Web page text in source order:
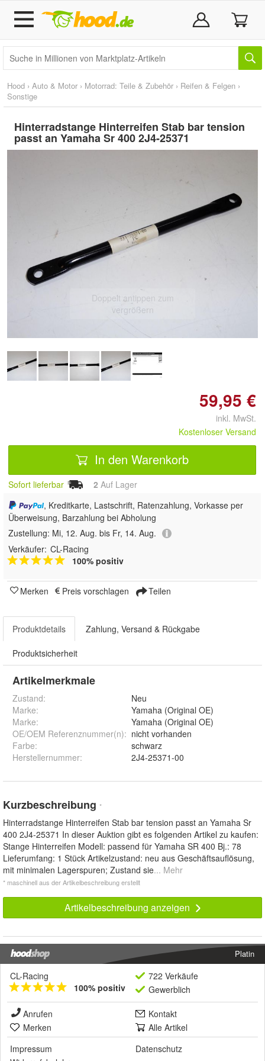
Hood › Auto & Motor › Motorrad: Teile & Zubehör › Reifen & Felgen ›
Sonstige
Hinterradstange Hinterreifen Stab bar tension
passt an Yamaha Sr 400 2J4-25371
Doppelt antippen zum
vergrößern
59,95 €
inkl. MwSt.
Kostenloser Versand
In den Warenkorb
Sofort lieferbar 2 Auf Lager
, Kreditkarte, Lastschrift, Ratenzahlung, Vorkasse per
Überweisung, Barzahlung bei Abholung
Zustellung: Mi, 12. Aug. bis Fr, 14. Aug.
Verkäufer: CL-Racing
100% positiv
Merken Preis vorschlagen Teilen
Produktdetails Zahlung, Versand & Rückgabe
Produktsicherheit
Artikelmerkmale
Zustand:
Neu
Marke:
Yamaha (Original OE)
Marke:
Yamaha (Original OE)
OE/OEM Referenznummer(n): nicht vorhanden
Farbe:
schwarz
Herstellernummer: 2J4-25371-00
Kurzbeschreibung *
Hinterradstange Hinterreifen Stab bar tension passt an Yamaha Sr
400 2J4-25371 In dieser Auktion gibt es folgenden Artikel zu kaufen:
Stange Hinterreifen Modell: passend für Yamaha SR 400 Bj.: 78
Lieferumfang: 1 Stück Artikelzustand: neu aus Geschäftsauflösung,
mit minimalen Lagerspuren; Zustand sie... Mehr
* maschinell aus der Artikelbeschreibung erstellt
Artikelbeschreibung anzeigen
Platin
CL-Racing
100% positiv
722 Verkäufe
Gewerblich
Anrufen
Kontakt
Merken
Alle Artikel
Impressum
Datenschutz